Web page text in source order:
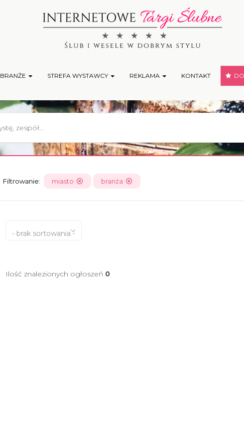
BRANŻE STREFA WYSTAWCY REKLAMA KONTAKT
Filtrowanie: miasto branża
- brak sortowania -
Ilość znalezionych ogłoszeń 0